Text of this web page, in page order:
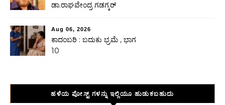
ಡಾ.ರಾಘವೇಂದ್ರ ಗಡಗ್ಕರ್
Aug 06, 2026
ಕಾದಂಬರಿ : ಬದುಕು ಭ್ರಮೆ , ಭಾಗ
10
ಹಳೆಯ ಪೋಸ್ಟ್ ಗಳನ್ನು ಇಲ್ಲಿಯೂ ಹುಡುಕಬಹುದು